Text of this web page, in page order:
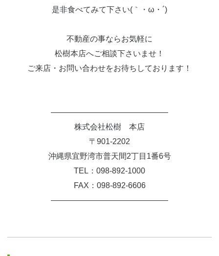
是非食べてみて下さい(｀・ω・´)
不動産の事ならお気軽に
松樹本店へご相談下さいませ！
ご来店・お問い合わせをお待ちしております！
———————————————
株式会社松樹 本店
〒901-2202
沖縄県宜野湾市普天間2丁目1番6号
TEL：098-892-1000
FAX：098-892-6606
———————————————